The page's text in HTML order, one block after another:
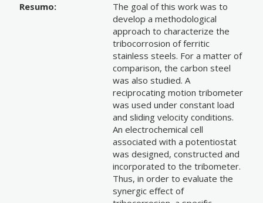
Resumo:
The goal of this work was to
develop a methodological
approach to characterize the
tribocorrosion of ferritic
stainless steels. For a matter of
comparison, the carbon steel
was also studied. A
reciprocating motion tribometer
was used under constant load
and sliding velocity conditions.
An electrochemical cell
associated with a potentiostat
was designed, constructed and
incorporated to the tribometer.
Thus, in order to evaluate the
synergic effect of